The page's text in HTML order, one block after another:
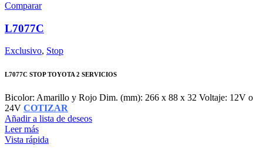
Comparar
L7077C
Exclusivo, Stop
L7077C STOP TOYOTA 2 SERVICIOS
Bicolor: Amarillo y Rojo Dim. (mm): 266 x 88 x 32 Voltaje: 12V o
24V COTIZAR
Añadir a lista de deseos
Leer más
Vista rápida